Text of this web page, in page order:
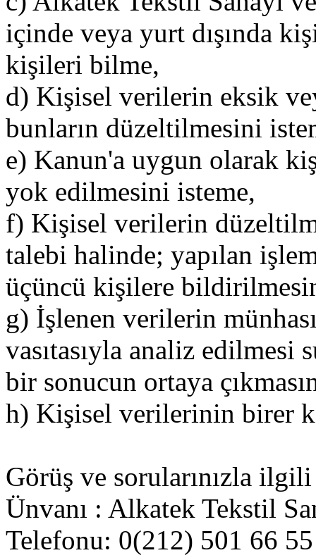
içinde veya yurt dışında
kişileri bilme,
d) Kişisel verilerin eksik
bunların düzeltilmesini
e) Kanun'a uygun olarak
yok edilmesini isteme,
f) Kişisel verilerin
talebi halinde; yapılan
üçüncü kişilere
g) İşlenen verilerin
vasıtasıyla analiz
bir sonucun ortaya
h) Kişisel verilerinin birer
Görüş ve sorularınızla
Ünvanı : Alkatek Tekstil
Telefonu: 0(212) 501 66 55